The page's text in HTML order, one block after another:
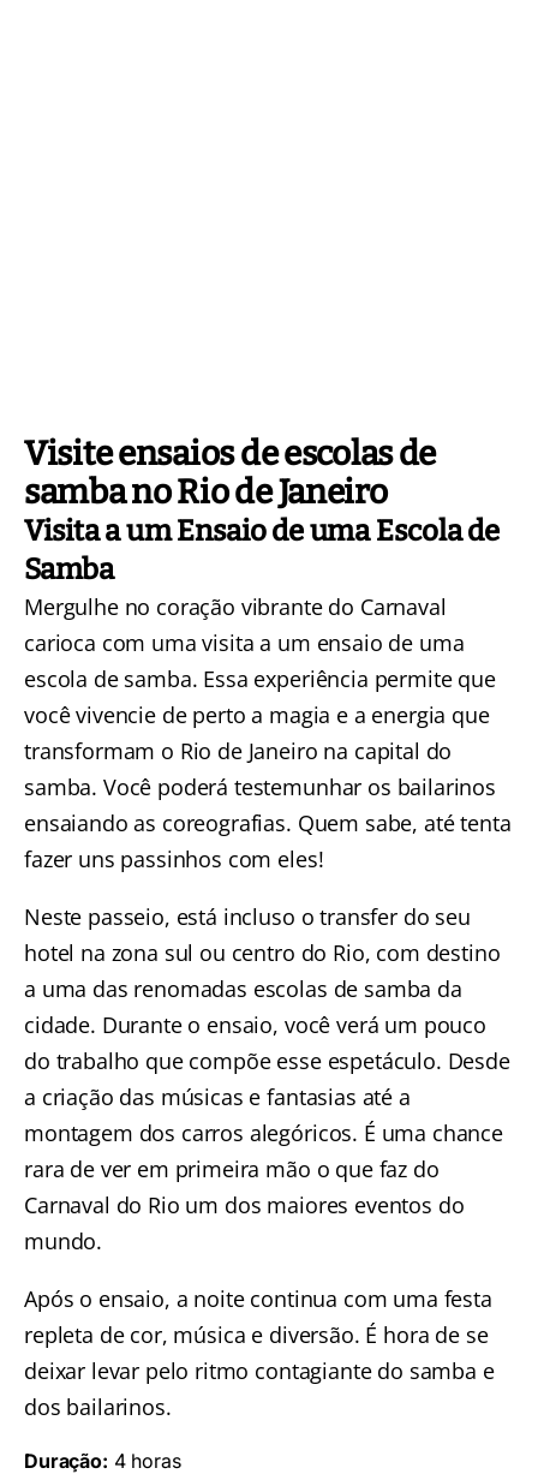
Visite ensaios de escolas de
samba no Rio de Janeiro
Visita a um Ensaio de uma Escola de
Samba
Mergulhe no coração vibrante do Carnaval
carioca com umavisita a um ensaio de uma
escola de samba. Essa experiência permite que
você vivencie de perto a magia e a energia que
transformam o Rio de Janeiro na capital do
samba. Você poderá testemunhar os bailarinos
ensaiando as coreografias. Quem sabe, até tenta
fazer uns passinhos com eles!
Neste passeio, está incluso o transfer do seu
hotel na zona sul ou centro do Rio, com destino
a uma das renomadas escolas de samba da
cidade. Durante o ensaio, você verá um pouco
do trabalho que compõe esse espetáculo. Desde
a criação das músicas e fantasias até a
montagem dos carros alegóricos. É uma chance
rara de ver em primeira mão o que faz do
Carnaval do Rio um dos maiores eventos do
mundo.
Após o ensaio, a noite continua com uma festa
repleta de cor, música e diversão. É hora de se
deixar levar pelo ritmo contagiante do samba e
dos bailarinos.
Duração: 4 horas